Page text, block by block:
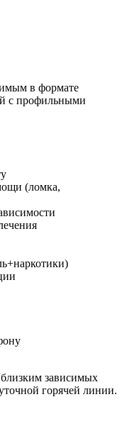
в формате
с профильными
(ломка,
зависимых
горячей линии.